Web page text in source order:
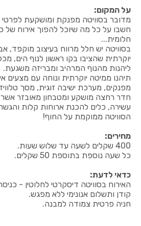
על המקום:
מדובר בסוויטה מפנקת ומושקעת
חשבו על כל מה שיוכל להפוך אירוח של
חלומית...
בסוויטה יש חלל מרווח בעיצוב מוקפד,
יוקרתית שהציבו בקו ראשון לנוף הים,
ליהנות מהנוף המרהיב ומבריזה משגעת.
תיהנו ממיטה יוקרתית ונוחה עם מצעים
מפנקים, מערכת ישיבה זוגית, מסך
חדר רחצה מושקע ומטבחון מאובזר
עשירה, כלים להכנת ארוחות קלות
הסוויטה ממוקמת על החוף!
מחירים:
400 שקלים לשעה עד שלוש שעות.
כל שעה נוספת בתוספת 50 שקלים.
כדאי לדעת:
האירוח בסוויטה דיסקרטי לחלוטין -
קודן ותשלום אנונימי ללא מפגש.
חניה פרטית צמודה למבנה.